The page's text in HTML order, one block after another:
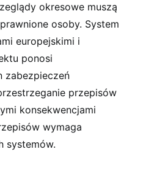
okresowe muszą
osoby. System
europejskimi i
ponosi
zabezpieczeń
przepisów
konsekwencjami
wymaga
systemów.